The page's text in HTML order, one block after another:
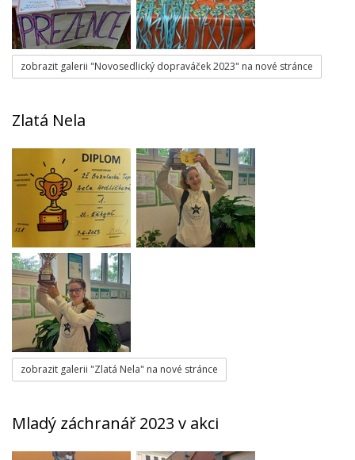
zobrazit galerii "Novosedlický dopraváček 2023" na nové stránce
Zlatá Nela
zobrazit galerii "Zlatá Nela" na nové stránce
Mladý záchranář 2023 v akci